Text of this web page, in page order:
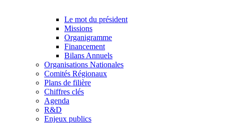
Le mot du président
Missions
Organigramme
Financement
Bilans Annuels
Organisations Nationales
Comités Régionaux
Plans de filière
Chiffres clés
Agenda
R&D
Enjeux publics